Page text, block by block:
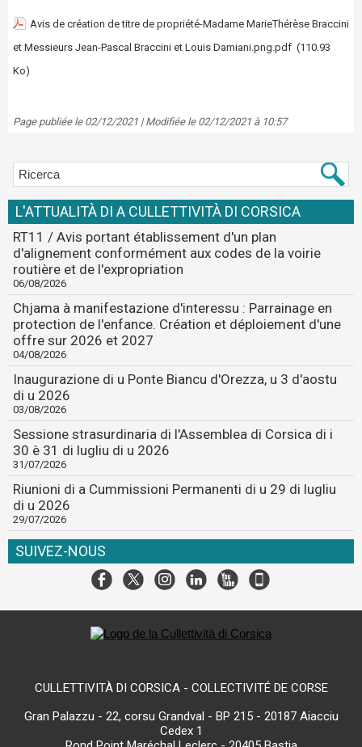
Avis de création de titre de propriété-Madame MarieThérèse Braccini
et Messieurs Jean-Pascal Braccini et Louis Damiani.png.pdf (110.93
Ko)
Page publiée le 02/12/2021 | Modifiée le 02/12/2021 à 10:57
L'ATTUALITÀ DI A CULLETTIVITÀ DI CORSICA
RT11 / Avis portant établissement d'un plan
d'alignement conformément aux codes de la voirie
routière et de l'expropriation
06/08/2026
Chjama à manifestazione d'interessu : Parrainage en
protection de l'enfance. Création et déploiement d'une
offre sur 2026 et 2027
04/08/2026
Inaugurazione di u Ponte Biancu d'Orezza, u 3 d'aostu
di u 2026
03/08/2026
Sessione strasurdinaria di l'Assemblea di Corsica di i
30 è 31 di lugliu di u 2026
31/07/2026
Riunioni di a Cummissioni Permanenti di u 29 di lugliu
di u 2026
29/07/2026
SUIVEZ-NOUS
CULLETTIVITÀ DI CORSICA - COLLECTIVITÉ DE CORSE
Gran Palazzu - 22, corsu Grandval - BP 215 - 20187 Aiacciu
Cedex 1